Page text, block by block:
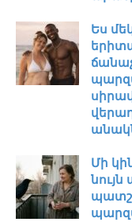
Ես
Մի